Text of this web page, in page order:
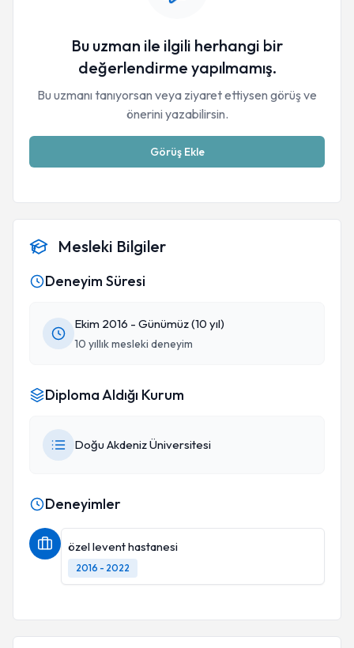
Bu uzman ile ilgili herhangi bir
değerlendirme yapılmamış.
Bu uzmanı tanıyorsan veya ziyaret ettiysen görüş ve
önerini yazabilirsin.
Görüş Ekle
Mesleki Bilgiler
Deneyim Süresi
Ekim 2016 - Günümüz (10 yıl)
10 yıllık mesleki deneyim
Diploma Aldığı Kurum
Doğu Akdeniz Üniversitesi
Deneyimler
özel levent hastanesi
2016 - 2022